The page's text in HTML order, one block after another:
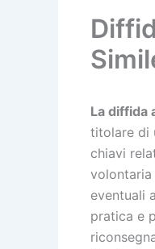
La diffida
titolare di
chiavi
eventuali
pratica e